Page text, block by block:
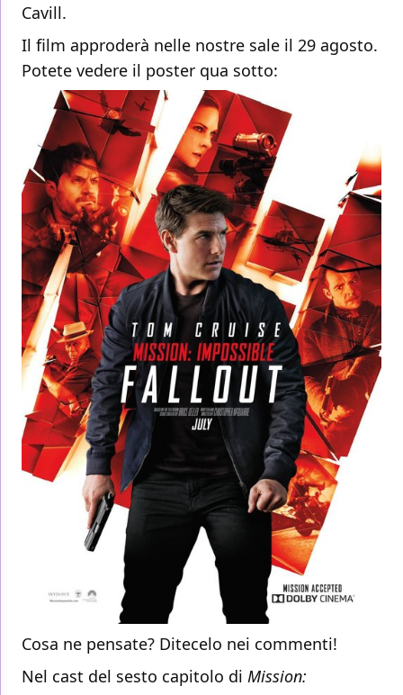
Cavill.
Il film approderà nelle nostre sale il 29 agosto.
Potete vedere il poster qua sotto:
Cosa ne pensate? Ditecelo nei commenti!
Nel cast del sesto capitolo di Mission: